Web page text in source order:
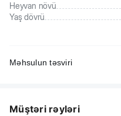
Heyvan növü
Yaş dövrü
Məhsulun təsviri
hopdurur və qoxuları özündə
Müştəri rəyləri